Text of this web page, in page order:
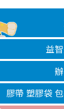
益
膠帶 塑膠袋